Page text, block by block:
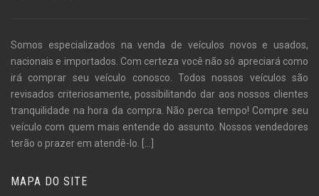
Somos especializados na venda de veículos novos e usados,
nacionais e importados. Com certeza você não só apreciará como
irá comprar seu veículo conosco. Todos nossos veículos são
revisados criteriosamente, possibilitando dar aos nossos clientes
tranquilidade na hora da compra. Não perca tempo! Compre seu
veículo com quem mais entende do assunto. Nossos vendedores
terão o prazer em atendê-lo. [...]
MAPA DO SITE